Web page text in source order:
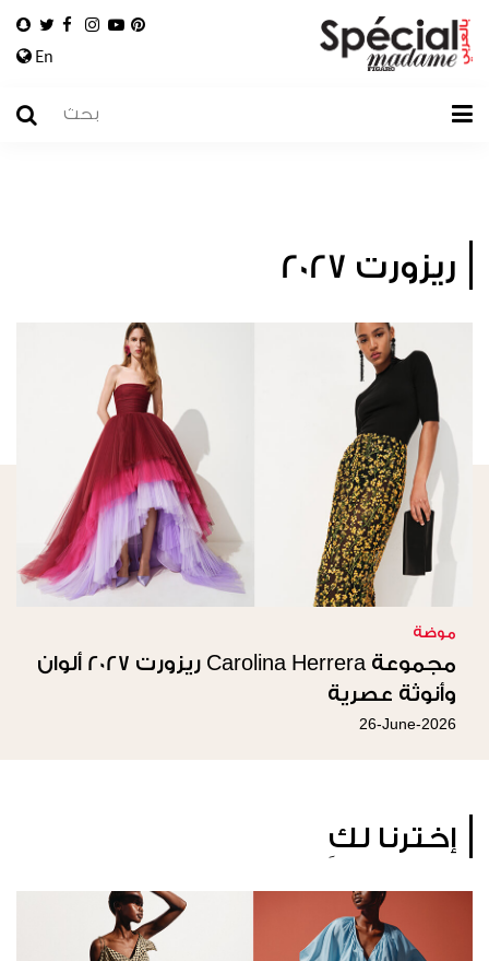
En
ريزورت 2027
موضة
مجموعة Carolina Herrera ريزورت 2027 ألوان
وأنوثة عصرية
26-June-2026
إخترنا لكِ